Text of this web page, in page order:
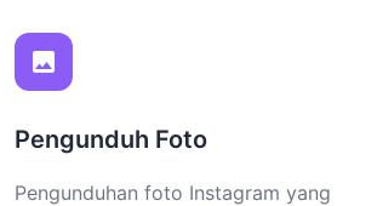
Pengunduh Foto
Pengunduhan foto Instagram yang